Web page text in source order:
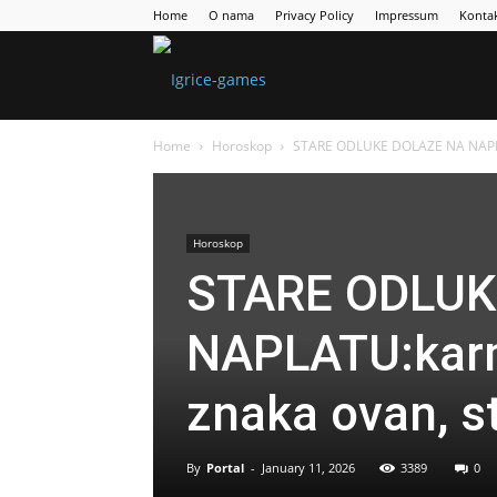
Home O nama Privacy Policy Impressum
Home Horoskop STARE ODLUKE DOLAZE NA
Horoskop
STARE
znaka ovan,
By Portal - January 11, 2026 3389 0